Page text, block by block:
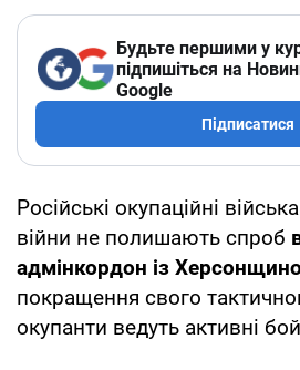
Будьте першими у
підпишіться на
Google
Підписатися
Російські окупаційні
війни не полишають спроб
адмінкордон із
покращення свого
окупанти ведуть активні